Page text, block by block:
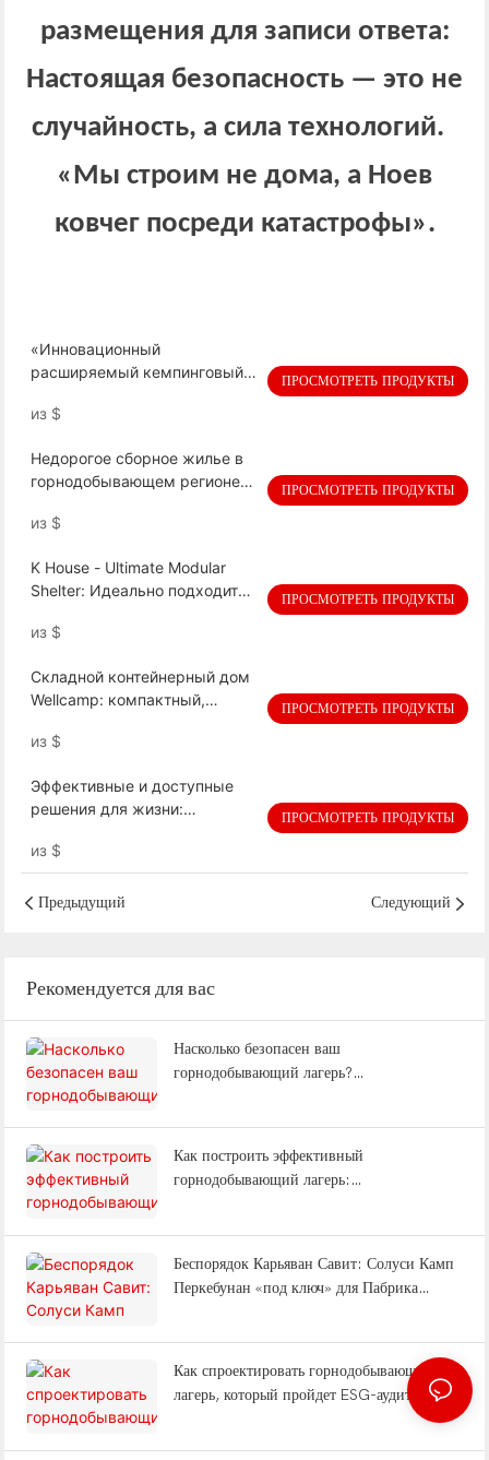
размещения для записи ответа:
Настоящая безопасность — это не
случайность, а сила технологий.
«Мы строим не дома, а Ноев
ковчег посреди катастрофы».
«Инновационный
расширяемый кемпинговый
дома и контейнеры для
нефтегазовой отрасли»
из $
ПРОСМОТРЕТЬ ПРОДУКТЫ
Недорогое сборное жилье в
горнодобывающем регионе
из $
ПРОСМОТРЕТЬ ПРОДУКТЫ
K House - Ultimate Modular
Shelter: Идеально подходит
лагеря беженцев
из $
ПРОСМОТРЕТЬ ПРОДУКТЫ
Складной контейнерный дом
Wellcamp: компактный,
монтаж для универсальных и
жизни
из $
ПРОСМОТРЕТЬ ПРОДУКТЫ
Эффективные и доступные
решения для жизни:
домик MEGA площадью 20 м2
от WELLCAMP для офиса и
проживания
из $
ПРОСМОТРЕТЬ ПРОДУКТЫ
Предыдущий Следующий
Рекомендуется для вас
Насколько безопасен ваш
горнодобывающий лагерь?
WELLCAMP
Как построить эффективный
горнодобывающий лагерь:
Беспорядок Карьяван Савит: Солуси Камп
Перкебунан «под ключ» для Пабрика
Как спроектировать горнодобывающий
лагерь, который пройдет ESG-аудиты,
снизит утомляемость рабочих и выдержит